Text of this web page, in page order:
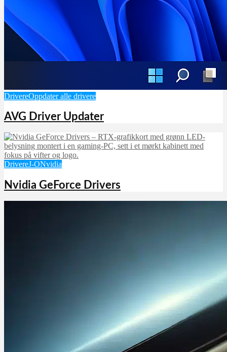
DrivereOppdater alle drivere
AVG Driver Updater
DrivereJ-ONvidia
Nvidia GeForce Drivers